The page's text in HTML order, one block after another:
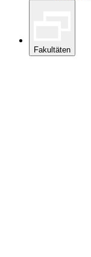
Fakultäten